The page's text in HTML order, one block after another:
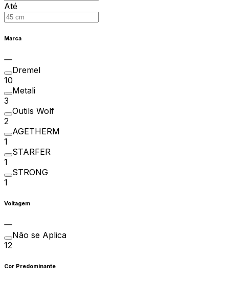
Até
Marca
Dremel
10
Metali
3
Outils Wolf
2
AGETHERM
1
STARFER
1
STRONG
1
Voltagem
Não se Aplica
12
Cor Predominante